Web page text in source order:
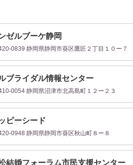
ゼルブーケ静岡
0839 静岡県静岡市葵区鷹匠２丁目１０ー７
ブライダル情報センター
0054 静岡県沼津市北高島町１２ー２３
ピーシード
0948 静岡県静岡市葵区秋山町８ー８
結婚フォーラム市民支援センター